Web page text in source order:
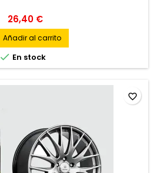
26,40 €
Añadir al carrito
 En stock
favorite_border